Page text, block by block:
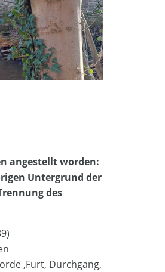
angestellt worden:
Untergrund der
des
‚Furt, Durchgang,